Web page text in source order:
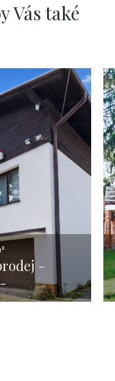
Vás také
-